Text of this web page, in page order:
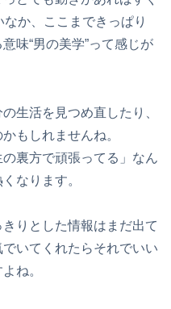
か、ここまできっぱり
味“男の美学”って感じが
生活を見つめ直したり、
もしれませんね。
の裏方で頑張ってる」なん
なります。
りとした情報はまだ出て
いてくれたらそれでいい
ね。